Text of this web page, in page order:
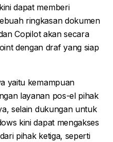
dapat memberi
ringkasan dokumen
Copilot akan secara
dengan draf yang siap
yaitu kemampuan
layanan pos-el pihak
selain dukungan untuk
kini dapat mengakses
pihak ketiga, seperti